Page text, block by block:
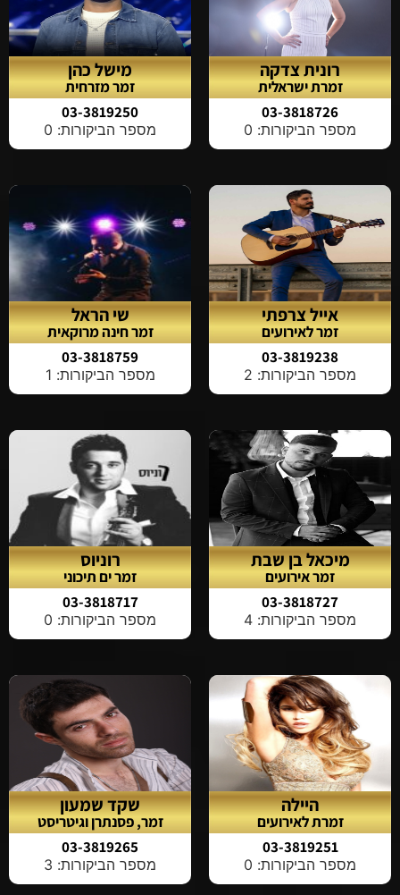
רונית צדקה
זמרת ישראלית
03-3818726
מספר הביקורות: 0
מישל כהן
זמר מזרחית
03-3819250
מספר הביקורות: 0
אייל צרפתי
זמר לאירועים
03-3819238
מספר הביקורות: 2
שי הראל
זמר חינה מרוקאית
03-3818759
מספר הביקורות: 1
מיכאל בן שבת
זמר אירועים
03-3818727
מספר הביקורות: 4
רוניוס
זמר ים תיכוני
03-3818717
מספר הביקורות: 0
היילה
זמרת לאירועים
03-3819251
מספר הביקורות: 0
שקד שמעון
זמר, פסנתרן וגיטריסט
03-3819265
מספר הביקורות: 3